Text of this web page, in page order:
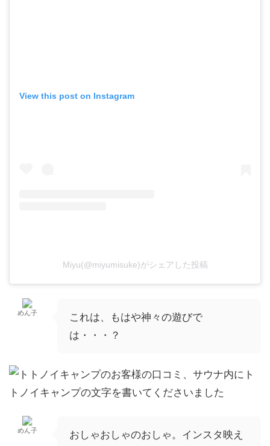
View this post on Instagram
Miyu(@miyumisuke)がシェアした投稿
めん子
これは、もはや神々の遊びで
は・・・？
めん子 おしゃおしゃのおしゃ。インスタ映え